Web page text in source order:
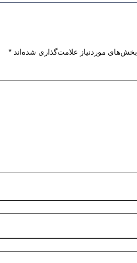
بخش‌های موردنیاز علامت‌گذاری شده‌اند *